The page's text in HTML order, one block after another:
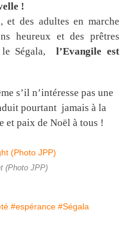
!
et des adultes en marche
heureux et des prêtres
le Ségala,l’Evangile est
s’il n’intéresse pas une
pourtant jamais à la
et paix de Noël à tous !
(Photo JPP)
#espérance #Ségala